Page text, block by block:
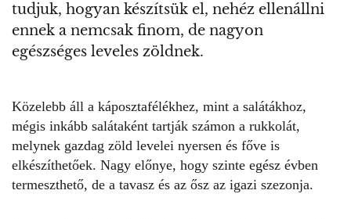
tudjuk, hogyan készítsük el, nehéz ellenállni
ennek a nemcsak finom, de nagyon
egészséges leveles zöldnek.
Közelebb áll a káposztafélékhez, mint a salátákhoz,
mégis inkább salátaként tartják számon a rukkolát,
melynek gazdag zöld levelei nyersen és főve is
elkészíthetőek. Nagy előnye, hogy szinte egész évben
termeszthető, de a tavasz és az ősz az igazi szezonja.